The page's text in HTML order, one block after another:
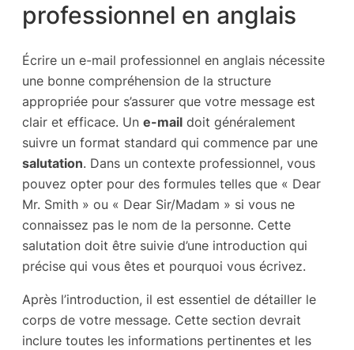
professionnel en anglais
Écrire un e-mail professionnel en anglais nécessite
une bonne compréhension de la structure
appropriée pour s’assurer que votre message est
clair et efficace. Un e-mail doit généralement
suivre un format standard qui commence par une
salutation. Dans un contexte professionnel, vous
pouvez opter pour des formules telles que « Dear
Mr. Smith » ou « Dear Sir/Madam » si vous ne
connaissez pas le nom de la personne. Cette
salutation doit être suivie d’une introduction qui
précise qui vous êtes et pourquoi vous écrivez.
Après l’introduction, il est essentiel de détailler le
corps de votre message. Cette section devrait
inclure toutes les informations pertinentes et les